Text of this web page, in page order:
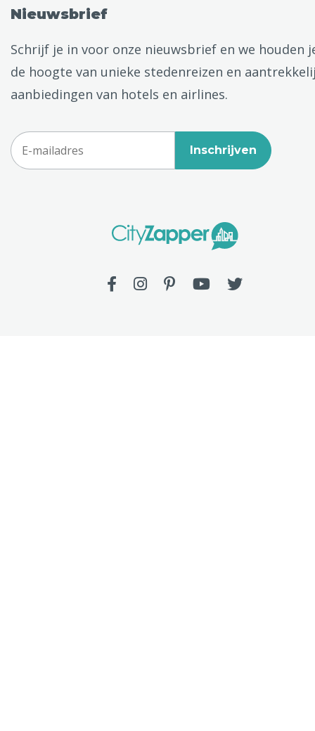
Nieuwsbrief
Schrijf je in voor onze nieuwsbrief en we houden
de hoogte van unieke stedenreizen en
aanbiedingen van hotels en airlines.
Inschrijven